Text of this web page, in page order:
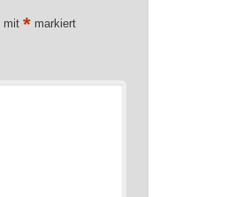
mit* markiert